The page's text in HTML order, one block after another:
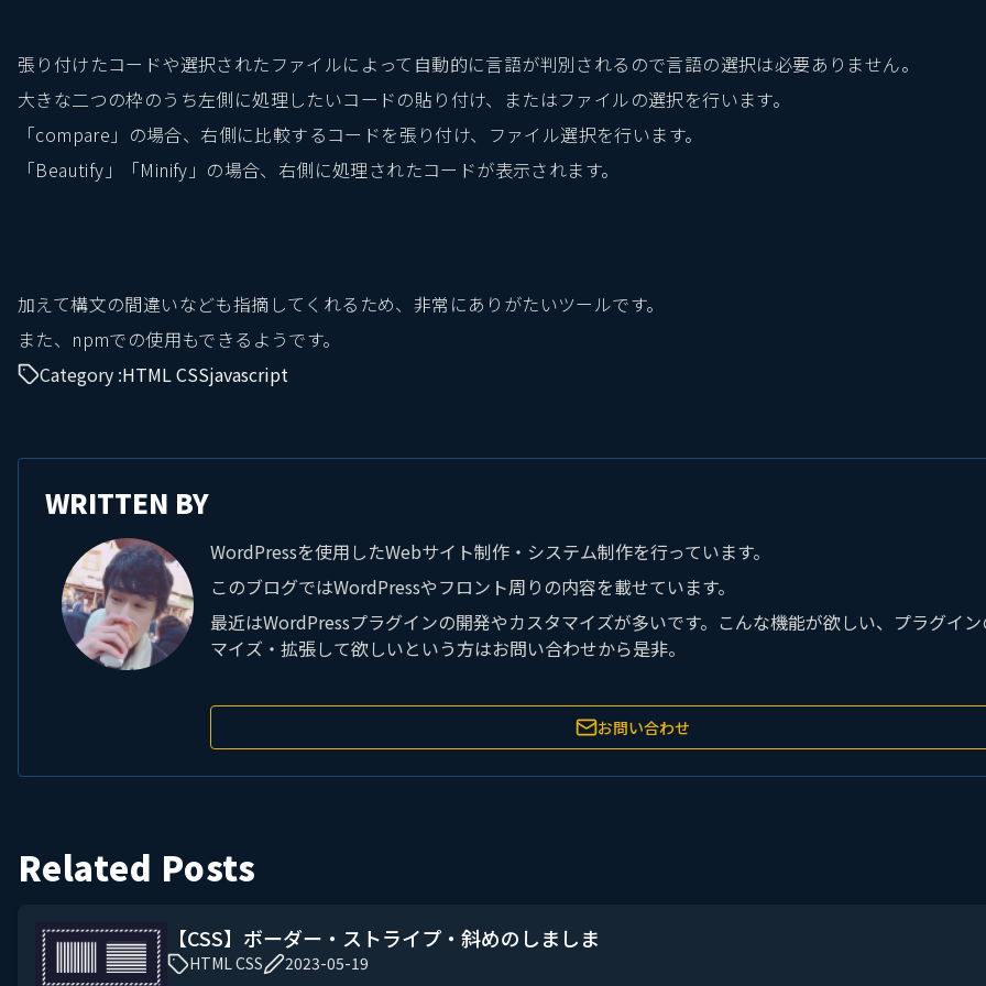
張り付けたコードや選択されたファイルによって自動的に言語が判別されるので言語の選択は必要ありません。
大きな二つの枠のうち左側に処理したいコードの貼り付け、またはファイルの選択を行います。
「compare」の場合、右側に比較するコードを張り付け、ファイル選択を行います。
「Beautify」「Minify」の場合、右側に処理されたコードが表示されます。
加えて構文の間違いなども指摘してくれるため、非常にありがたいツールです。
また、npmでの使用もできるようです。
Category :HTML CSSjavascript
WRITTEN BY
WordPressを使用したWebサイト制作・システム制作を行っています。
このブログではWordPressやフロント周りの内容を載せています。
最近はWordPressプラグインの開発やカスタマイズが多いです。こんな機能が欲しい、プラグイン
マイズ・拡張して欲しいという方はお問い合わせから是非。
お問い合わせ
Related Posts
【CSS】ボーダー・ストライプ・斜めのしましま
HTML CSS 2023-05-19